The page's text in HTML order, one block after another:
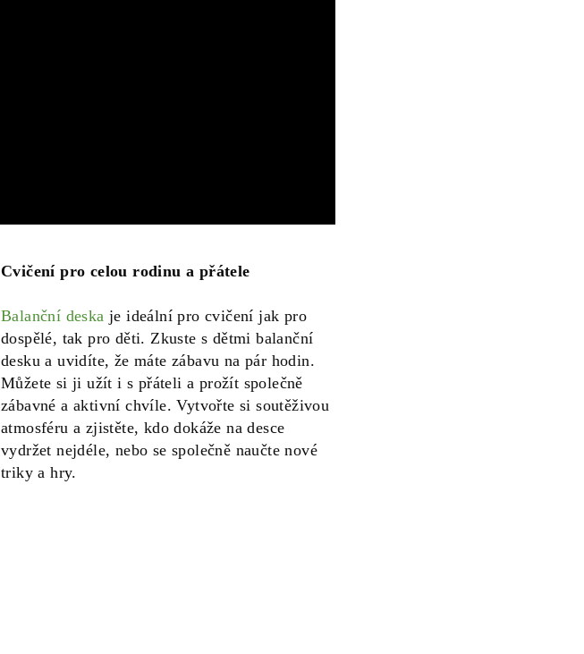
Cvičení pro celou rodinu a přátele
Balanční deska je ideální pro cvičení jak pro
dospělé, tak pro děti. Zkuste s dětmi balanční
desku a uvidíte, že máte zábavu na pár hodin.
Můžete si ji užít i s přáteli a prožít společně
zábavné a aktivní chvíle. Vytvořte si soutěživou
atmosféru a zjistěte, kdo dokáže na desce
vydržet nejdéle, nebo se společně naučte nové
triky a hry.